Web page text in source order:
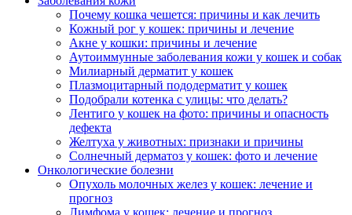
Почему кошка чешется: причины и как лечить
Кожный рог у кошек: причины и лечение
Акне у кошки: причины и лечение
Аутоиммунные заболевания кожи у кошек и собак
Милиарный дерматит у кошек
Плазмоцитарный пододерматит у кошек
Подобрали котенка с улицы: что делать?
Лентиго у кошек на фото: причины и опасность
дефекта
Желтуха у животных: признаки и причины
Солнечный дерматоз у кошек: фото и лечение
Онкологические болезни
Опухоль молочных желез у кошек: лечение и
прогноз
Лимфома у кошек: лечение и прогноз